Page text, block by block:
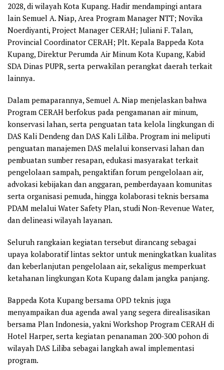
2028, di wilayah Kota Kupang. Hadir mendampingi antara
lain Semuel A. Niap, Area Program Manager NTT; Novika
Noerdiyanti, Project Manager CERAH; Juliani F. Talan,
Provincial Coordinator CERAH; Plt. Kepala Bappeda Kota
Kupang, Direktur Perumda Air Minum Kota Kupang, Kabid
SDA Dinas PUPR, serta perwakilan perangkat daerah terkait
lainnya.
Dalam pemaparannya, Semuel A. Niap menjelaskan bahwa
Program CERAH berfokus pada pengamanan air minum,
konservasi lahan, serta penguatan tata kelola lingkungan di
DAS Kali Dendeng dan DAS Kali Liliba. Program ini meliputi
penguatan manajemen DAS melalui konservasi lahan dan
pembuatan sumber resapan, edukasi masyarakat terkait
pengelolaan sampah, pengaktifan forum pengelolaan air,
advokasi kebijakan dan anggaran, pemberdayaan komunitas
serta organisasi pemuda, hingga kolaborasi teknis bersama
PDAM melalui Water Safety Plan, studi Non-Revenue Water,
dan delineasi wilayah layanan.
Seluruh rangkaian kegiatan tersebut dirancang sebagai
upaya kolaboratif lintas sektor untuk meningkatkan kualitas
dan keberlanjutan pengelolaan air, sekaligus memperkuat
ketahanan lingkungan Kota Kupang dalam jangka panjang.
Bappeda Kota Kupang bersama OPD teknis juga
menyampaikan dua agenda awal yang segera direalisasikan
bersama Plan Indonesia, yakni Workshop Program CERAH di
Hotel Harper, serta kegiatan penanaman 200-300 pohon di
wilayah DAS Liliba sebagai langkah awal implementasi
program.